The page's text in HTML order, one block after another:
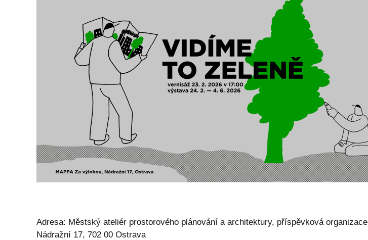
Adresa: Městský ateliér prostorového plánování a architektury, příspěvková organizace
Nádražní 17, 702 00 Ostrava